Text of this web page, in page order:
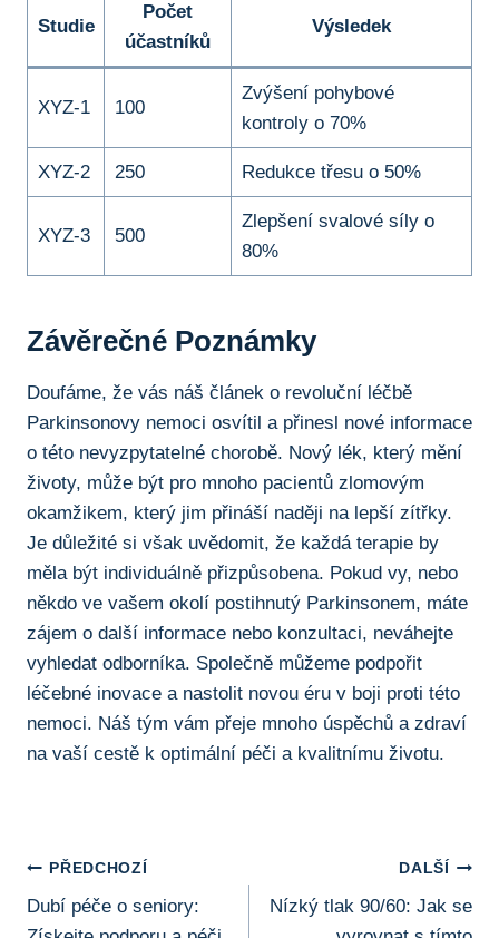
Studie
Počet
účastníků
Výsledek
XYZ-1 100
Zvýšení pohybové
kontroly o 70%
XYZ-2 250 Redukce třesu o 50%
XYZ-3 500
Zlepšení svalové síly o
80%
Závěrečné Poznámky
Doufáme,‌ že ⁢vás náš článek o​ revoluční ⁢léčbě‍
Parkinsonovy nemoci osvítil a přinesl⁤ nové informace
o této ⁤nevyzpytatelné chorobě. Nový lék, který⁣ mění
životy, může být pro mnoho pacientů zlomovým
okamžikem, který jim přináší naději na lepší​ zítřky.
Je ‌důležité ‍si ⁤však uvědomit, že každá terapie ​by
měla být individuálně přizpůsobena. Pokud vy, nebo
někdo ve vašem okolí postihnutý Parkinsonem, máte
zájem o další informace nebo konzultaci, neváhejte
vyhledat odborníka. Společně můžeme podpořit
léčebné inovace a nastolit novou éru v boji proti ​této
nemoci. Náš tým vám přeje mnoho⁢ úspěchů ⁣a zdraví
na vaší ⁢cestě k optimální péči a kvalitnímu životu.
Navigace
Pro
PŘEDCHOZÍ
Dubí péče o seniory:
DALŠÍ
Nízký tlak 90/60: Jak se